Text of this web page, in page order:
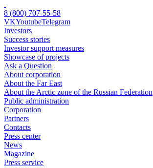
8 (800) 707-55-58
VKYoutubeTelegram
Investors
Success stories
Investor support measures
Showcase of projects
Ask a Question
About corporation
About the Far East
About the Arctic zone of the Russian Federation
Public administration
Corporation
Partners
Contacts
Press center
News
Magazine
Press service